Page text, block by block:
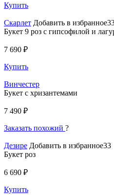
Купить
Скарлет Добавить в
Букет 9 роз с гипсофилой и
7 690 ₽
Купить
Винчестер
Букет с хризантемами
7 490 ₽
Заказать похожий ?
Дезире Добавить в избранное33
Букет роз
6 690 ₽
Купить